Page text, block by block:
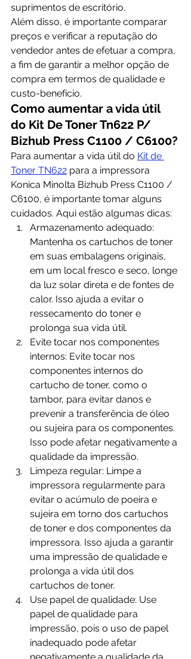
suprimentos de escritório.
Além disso, é importante comparar
preços e verificar a reputação do
vendedor antes de efetuar a compra,
a fim de garantir a melhor opção de
compra em termos de qualidade e
custo-benefício.
Como aumentar a vida útil
do Kit De Toner Tn622 P/
Bizhub Press C1100 / C6100?
Para aumentar a vida útil do Kit de
Toner TN622 para a impressora
Konica Minolta Bizhub Press C1100 /
C6100, é importante tomar alguns
cuidados. Aqui estão algumas dicas:
Armazenamento adequado:
Mantenha os cartuchos de toner
em suas embalagens originais,
em um local fresco e seco, longe
da luz solar direta e de fontes de
calor. Isso ajuda a evitar o
ressecamento do toner e
prolonga sua vida útil.
Evite tocar nos componentes
internos: Evite tocar nos
componentes internos do
cartucho de toner, como o
tambor, para evitar danos e
prevenir a transferência de óleo
ou sujeira para os componentes.
Isso pode afetar negativamente a
qualidade da impressão.
Limpeza regular: Limpe a
impressora regularmente para
evitar o acúmulo de poeira e
sujeira em torno dos cartuchos
de toner e dos componentes da
impressora. Isso ajuda a garantir
uma impressão de qualidade e
prolonga a vida útil dos
cartuchos de toner.
Use papel de qualidade: Use
papel de qualidade para
impressão, pois o uso de papel
inadequado pode afetar